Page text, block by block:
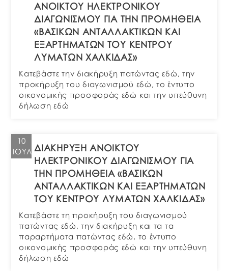
ΑΝΟΙΚΤΟΥ ΗΛΕΚΤΡΟΝΙΚΟΥ
ΔΙΑΓΩΝΙΣΜΟΥ ΓΙΑ ΤΗΝ ΠΡΟΜΗΘΕΙΑ
«ΒΑΣΙΚΩΝ ΑΝΤΑΛΛΑΚΤΙΚΩΝ ΚΑΙ
ΕΞΑΡΤΗΜΑΤΩΝ ΤΟΥ ΚΕΝΤΡΟΥ
ΛΥΜΑΤΩΝ ΧΑΛΚΙΔΑΣ»
Κατεβάστε την διακήρυξη πατώντας εδώ, την
προκήρυξη του διαγωνισμού εδώ, το έντυπο
οικονομικής προσφοράς εδώ και την υπεύθυνη
δήλωση εδώ
10
ΙΟΎΛ ΔΙΑΚΗΡΥΞΗ ΑΝΟΙΚΤΟΥ
ΗΛΕΚΤΡΟΝΙΚΟΥ ΔΙΑΓΩΝΙΣΜΟΥ ΓΙΑ
ΤΗΝ ΠΡΟΜΗΘΕΙΑ «ΒΑΣΙΚΩΝ
ΑΝΤΑΛΛΑΚΤΙΚΩΝ ΚΑΙ ΕΞΑΡΤΗΜΑΤΩΝ
ΤΟΥ ΚΕΝΤΡΟΥ ΛΥΜΑΤΩΝ ΧΑΛΚΙΔΑΣ»
Κατεβάστε τη προκήρυξη του διαγωνισμού
πατώντας εδώ, την διακήρυξη και τα τα
παραρτήματα πατώντας εδώ, το έντυπο
οικονομικής προσφοράς εδώ και την υπεύθυνη
δήλωση εδώ